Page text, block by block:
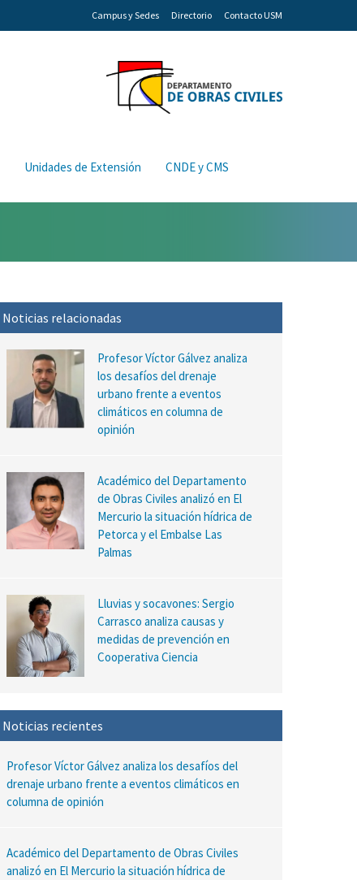
Campus y Sedes Directorio Contacto USM
Unidades de Extensión CNDE y CMS
Noticias relacionadas
Profesor Víctor Gálvez analiza
los desafíos del drenaje
urbano frente a eventos
climáticos en columna de
opinión
Académico del Departamento
de Obras Civiles analizó en El
Mercurio la situación hídrica de
Petorca y el Embalse Las
Palmas
Lluvias y socavones: Sergio
Carrasco analiza causas y
medidas de prevención en
Cooperativa Ciencia
Noticias recientes
Profesor Víctor Gálvez analiza los desafíos del
drenaje urbano frente a eventos climáticos en
columna de opinión
Académico del Departamento de Obras Civiles
analizó en El Mercurio la situación hídrica de